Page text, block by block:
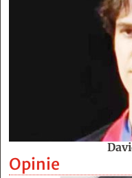
Opinie